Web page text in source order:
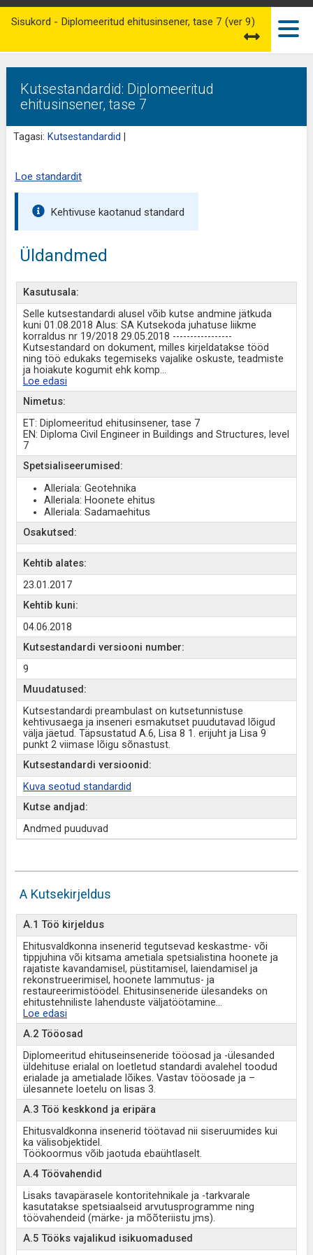
Kutsestandardid: Diplomeeritud
ehitusinsener, tase 7
Tagasi: Kutsestandardid
Sisukord - Diplomeeritud ehitusinsener, tase 7 (ver 9)
Loe standardit
Kehtivuse kaotanud standard
Üldandmed
Kasutusala:
Selle kutsestandardi alusel võib kutse andmine jätkuda
kuni 01.08.2018 Alus: SA Kutsekoda juhatuse liikme
korraldus nr 19/2018 29.05.2018 -----------------
Kutsestandard on dokument, milles kirjeldatakse tööd
ning töö edukaks tegemiseks vajalike oskuste, teadmiste
ja hoiakute kogumit ehk komp...
Loe edasi
Nimetus:
ET: Diplomeeritud ehitusinsener, tase 7
EN: Diploma Civil Engineer in Buildings and Structures, level
7
Spetsialiseerumised:
Alleriala: Geotehnika
Alleriala: Hoonete ehitus
Alleriala: Sadamaehitus
Osakutsed:
Kehtib alates:
23.01.2017
Kehtib kuni:
04.06.2018
Kutsestandardi versiooni number:
9
Muudatused:
Kutsestandardi preambulast on kutsetunnistuse
kehtivusaega ja inseneri esmakutset puudutavad lõigud
välja jäetud. Täpsustatud A.6, Lisa 8 1. erijuht ja Lisa 9
punkt 2 viimase lõigu sõnastust.
Kutsestandardi versioonid:
Kuva seotud standardid
Kutse andjad:
Andmed puuduvad
A Kutsekirjeldus
A.1 Töö kirjeldus
Ehitusvaldkonna insenerid tegutsevad keskastme- või
tippjuhina või kitsama ametiala spetsialistina hoonete ja
rajatiste kavandamisel, püstitamisel, laiendamisel ja
rekonstrueerimisel, hoonete lammutus- ja
restaureerimistöödel. Ehitusinseneride ülesandeks on
ehitustehniliste lahenduste väljatöötamine...
Loe edasi
A.2 Tööosad
Diplomeeritud ehituseinseneride tööosad ja -ülesanded
üldehituse erialal on loetletud standardi avalehel toodud
erialade ja ametialade lõikes. Vastav tööosade ja –
ülesannete loetelu on lisas 3.
A.3 Töö keskkond ja eripära
Ehitusvaldkonna insenerid töötavad nii siseruumides kui
ka välisobjektidel.
Töökoormus võib jaotuda ebaühtlaselt.
A.4 Töövahendid
Lisaks tavapärasele kontoritehnikale ja -tarkvarale
kasutatakse spetsiaalseid arvutusprogramme ning
töövahendeid (märke- ja mõõteriistu jms).
A.5 Tööks vajalikud isikuomadused